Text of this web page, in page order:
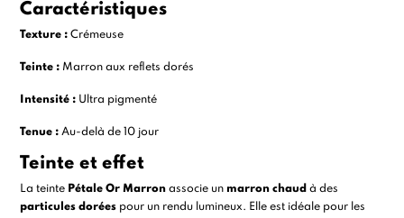
Caractéristiques
Texture : Crémeuse
Teinte : Marron aux reflets dorés
Intensité : Ultra pigmenté
Tenue : Au-delà de 10 jour
Teinte et effet
La teinte Pétale Or Marron associe un marron chaud à des
particules dorées pour un rendu lumineux. Elle est idéale pour les